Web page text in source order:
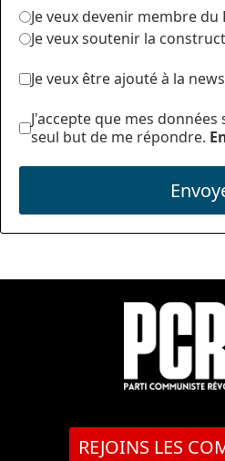
Je veux devenir membre du
Je veux soutenir la
Je veux être ajouté à la
J'accepte que mes
seul but de me répondre.
REJOINS LES